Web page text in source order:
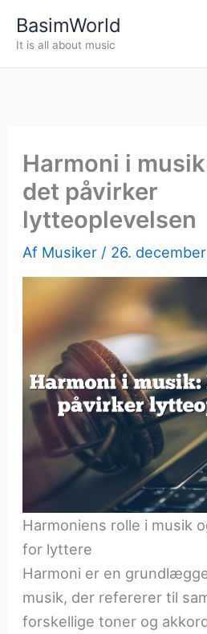
BasimWorld
It is all about music
Harmoni i
det påvirker
lytteoplevelsen
Af Musiker / 26.
Harmoniens rolle i musik
for lyttere
Harmoni er en
musik, der refererer til
forskellige toner og